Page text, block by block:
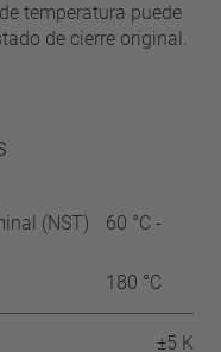
temperatura puede
de cierre original.
(NST) 60 °C -
180 °C
±5 K